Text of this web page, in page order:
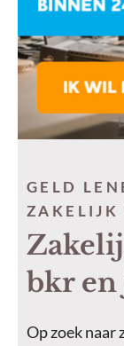
GELD
ZAKELIJK
bkr en
Op zoek naar